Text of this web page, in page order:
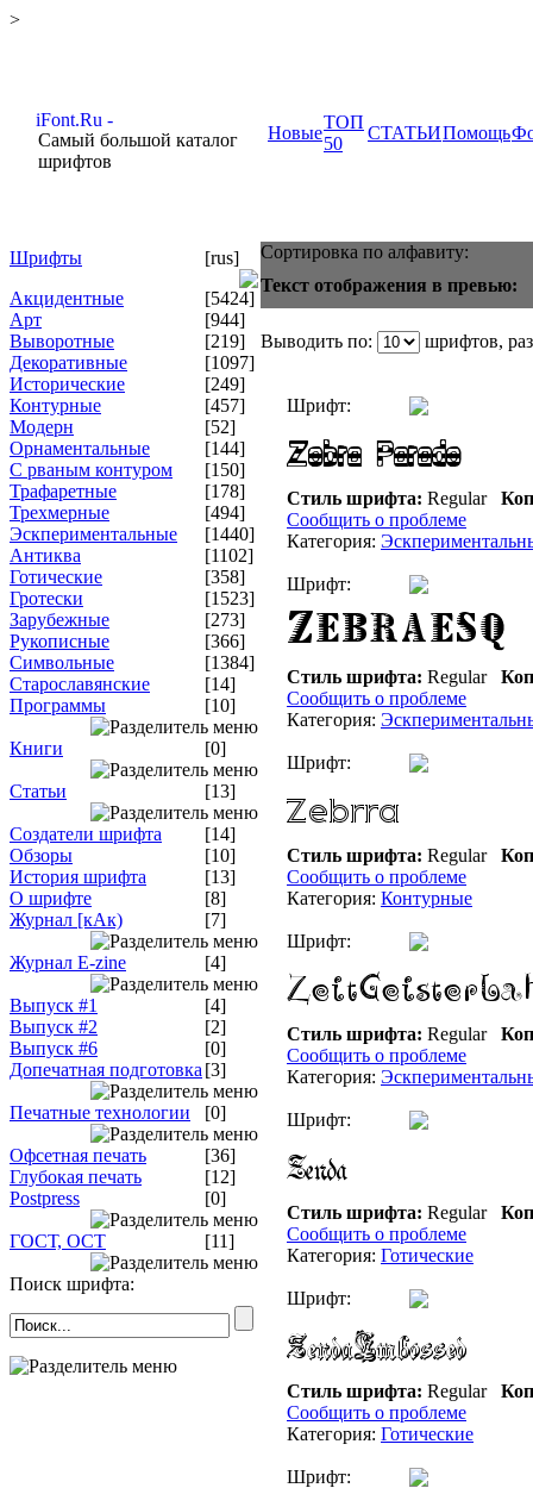
>
Самый большой каталог
шрифтов
Новые
ТОП
50
СТАТЬИПомощь
Шрифты
[rus]
Акцидентные
[5424]
Арт
[944]
Выворотные
[219]
Декоративные
[1097]
Исторические
[249]
Контурные
[457]
Модерн
[52]
Орнаментальные
[144]
С рваным контуром
[150]
Трафаретные
[178]
Трехмерные
[494]
Эскпериментальные
[1440]
Антиква
[1102]
Готические
[358]
Гротески
[1523]
Зарубежные
[273]
Рукописные
[366]
Символьные
[1384]
Старославянские
[14]
Программы
[10]
Книги [0]
Статьи [13]
Создатели шрифта
[14]
Обзоры
[10]
История шрифта
[13]
О шрифте
[8]
Журнал [кАк)
[7]
Журнал E-zine [4]
Выпуск #1
[4]
Выпуск #2
[2]
Выпуск #6
[0]
Допечатная подготовка [3]
Печатные технологии [0]
Офсетная печать
[36]
Глубокая печать
[12]
Postpress
[0]
ГОСТ, ОСТ [11]
Поиск шрифта:
Сортировка по алфавиту:
Текст отображения в превью:
Выводить по: шрифтов,
Шрифт:
Стиль шрифта: Regular
Сообщить о проблеме
Категория:
Шрифт:
Стиль шрифта: Regular
Сообщить о проблеме
Категория:
Шрифт:
Стиль шрифта: Regular
Сообщить о проблеме
Категория: Контурные
Шрифт:
Стиль шрифта: Regular
Сообщить о проблеме
Категория:
Шрифт:
Стиль шрифта: Regular
Сообщить о проблеме
Категория: Готические
Шрифт:
Стиль шрифта: Regular
Сообщить о проблеме
Категория: Готические
Шрифт: